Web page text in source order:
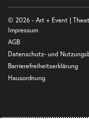
© 2026 - Art + Event |
Impressum
AGB
Datenschutz- und
Barrierefreiheitserklärung
Hausordnung